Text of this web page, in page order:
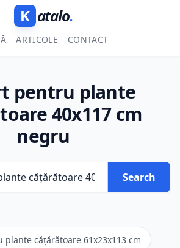
K atalo.
ARTICOLE CONTACT
pentru plante
40x117 cm
negru
Search
cățărătoare 61x23x113 cm